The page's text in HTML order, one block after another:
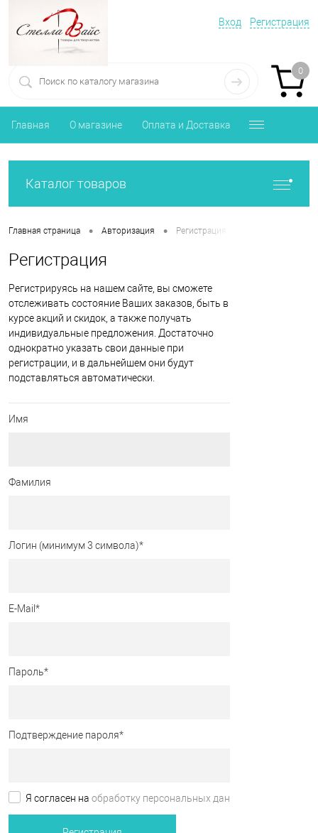
Вход Регистрация
0
Главная О магазине Оплата и Доставка
Каталог товаров
Главная страница • Авторизация • Регистрация
Регистрация
Регистрируясь на нашем сайте, вы сможете
отслеживать состояние Ваших заказов, быть в
курсе акций и скидок, а также получать
индивидуальные предложения. Достаточно
однократно указать свои данные при
регистрации, и в дальнейшем они будут
подставляться автоматически.
Имя
Фамилия
Логин (минимум 3 символа)*
E-Mail *
Пароль*
Подтверждение пароля*
Я согласен на обработку персональных данных.